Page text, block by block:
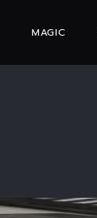
MAGIC